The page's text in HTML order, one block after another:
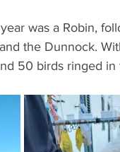
was a Robin,
the Dunnock.
50 birds ringed